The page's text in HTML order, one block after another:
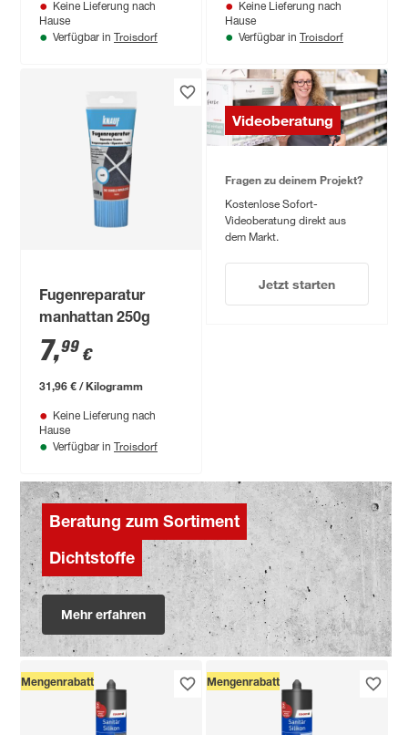
Keine Lieferung nach
Hause
Verfügbar in Troisdorf
Keine Lieferung nach
Hause
Verfügbar in Troisdorf
Fugenreparatur
manhattan 250g
7,99 €
31,96 € / Kilogramm
Keine Lieferung nach
Hause
Verfügbar in Troisdorf
Videoberatung
Fragen zu deinem Projekt?
Kostenlose Sofort-
Videoberatung direkt aus
dem Markt.
Jetzt starten
Beratung zum Sortiment
Dichtstoffe
Mehr erfahren
Mengenrabatt Mengenrabatt